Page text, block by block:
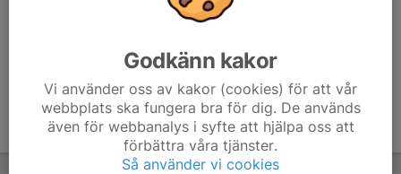
Godkänn kakor
Vi använder oss av kakor (cookies) för att vår
webbplats ska fungera bra för dig. De används
även för webbanalys i syfte att hjälpa oss att
förbättra våra tjänster.
Så använder vi cookies